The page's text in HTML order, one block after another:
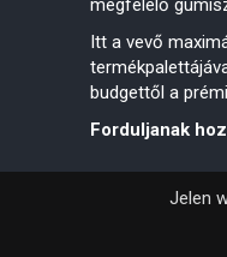
megfelelő
Itt a vevő
budgettől a
Forduljanak
Jelen